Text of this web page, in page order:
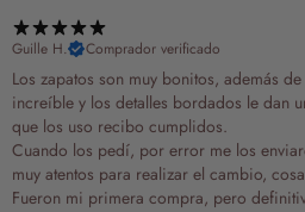
Guille H.
Comprador verificado
Los zapatos son muy bonitos, además
increíble y los detalles bordados le dan
que los uso recibo cumplidos.
Cuando los pedí, por error me los
muy atentos para realizar el cambio,
Fueron mi primera compra, pero